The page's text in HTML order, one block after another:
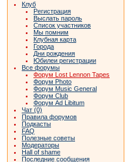
Клуб
Регистрация
Выслать пароль
Список участников
Мы помним
Клубная карта
Города
Дни рождения
Юбилеи регистрации
Все форумы
Форум Lost Lennon Tapes
Форум Photo
Форум Music General
Форум Club
Форум Ad Libitum
Чат (0)
Правила форумов
Подкасты
FAQ
Полезные советы
Модераторы
Hall of shame
Последние сообщения